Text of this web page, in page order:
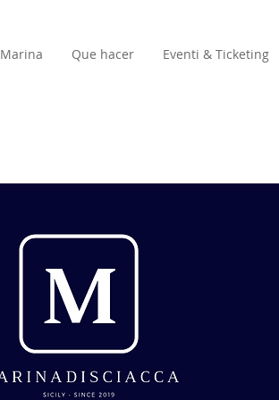
Marina Que hacer Eventi & Ticketing